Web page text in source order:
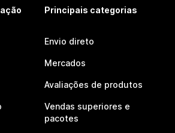
Principais categorias
Envio direto
Mercados
Avaliações de produtos
Vendas superiores e
pacotes